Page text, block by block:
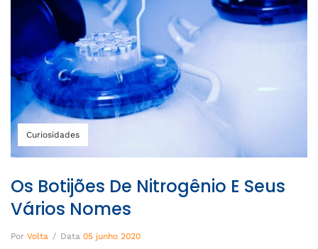
Curiosidades
Os Botijões De Nitrogênio E Seus
Vários Nomes
Por Volta / Data 05 junho 2020